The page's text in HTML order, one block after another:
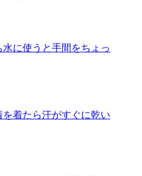
に使うと手間をちょっ
着たら汗がすぐに乾い